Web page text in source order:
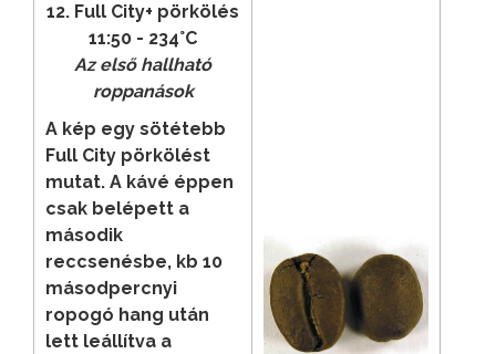
12. Full City+ pörkölés
11:50 - 234°C
Az első hallható
roppanások
A kép egy sötétebb
Full City pörkölést
mutat. A kávé éppen
csak belépett a
második
reccsenésbe, kb 10
másodpercnyi
ropogó hang után
lett leállítva a